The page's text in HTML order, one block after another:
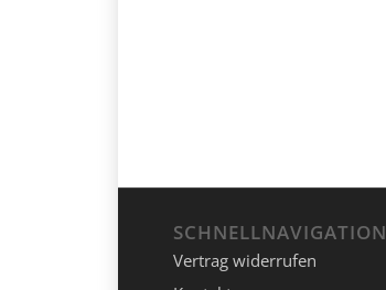
SCHNELLNAVIGATION
Vertrag widerrufen